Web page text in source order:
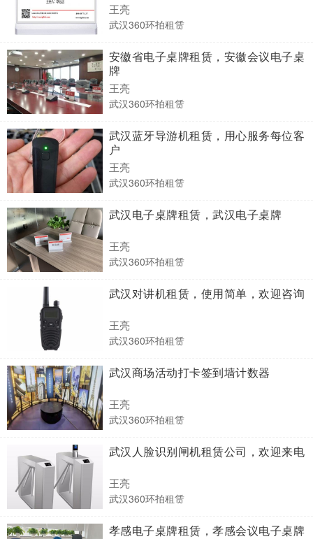
王亮
武汉360环拍租赁
安徽省电子桌牌租赁，安徽会议电子桌
牌
王亮
武汉360环拍租赁
武汉蓝牙导游机租赁，用心服务每位客
户
王亮
武汉360环拍租赁
武汉电子桌牌租赁，武汉电子桌牌
王亮
武汉360环拍租赁
武汉对讲机租赁，使用简单，欢迎咨询
王亮
武汉360环拍租赁
武汉商场活动打卡签到墙计数器
王亮
武汉360环拍租赁
武汉人脸识别闸机租赁公司，欢迎来电
王亮
武汉360环拍租赁
孝感电子桌牌租赁，孝感会议电子桌牌